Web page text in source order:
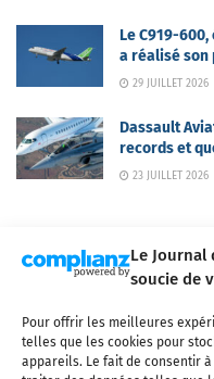
Le Journal
soucie de
Pour offrir les meilleures
telles que les cookies pour
appareils. Le fait de consentir
Le C919-
a réalisé
29 JUILLET 2026
Dassault
records et
23 JUILLET 2026
Qui sommes-nous ?
Mentions légales
CGV